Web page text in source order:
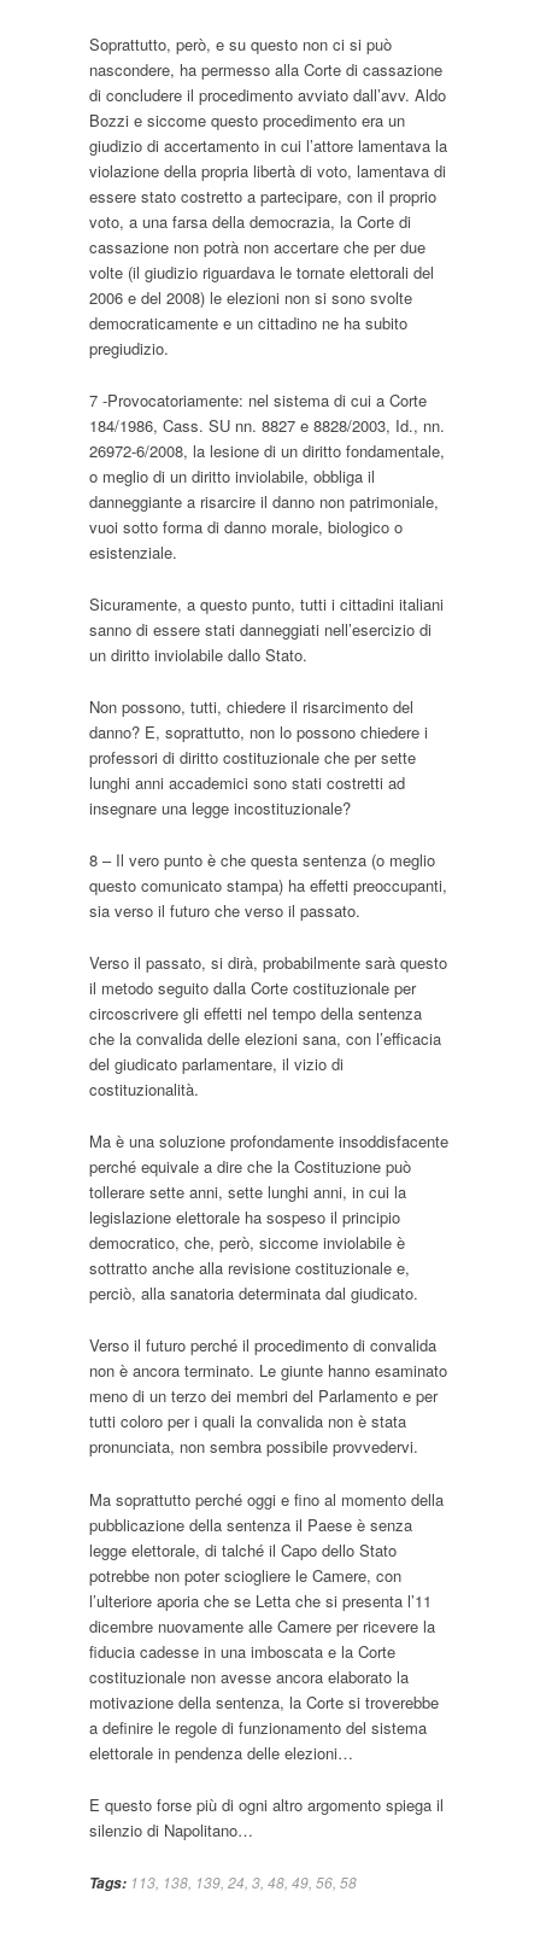
Soprattutto, però, e su questo non ci si può
nascondere, ha permesso alla Corte di cassazione
di concludere il procedimento avviato dall’avv. Aldo
Bozzi e siccome questo procedimento era un
giudizio di accertamento in cui l’attore lamentava la
violazione della propria libertà di voto, lamentava di
essere stato costretto a partecipare, con il proprio
voto, a una farsa della democrazia, la Corte di
cassazione non potrà non accertare che per due
volte (il giudizio riguardava le tornate elettorali del
2006 e del 2008) le elezioni non si sono svolte
democraticamente e un cittadino ne ha subito
pregiudizio.
7 -Provocatoriamente: nel sistema di cui a Corte
184/1986, Cass. SU nn. 8827 e 8828/2003, Id., nn.
26972-6/2008, la lesione di un diritto fondamentale,
o meglio di un diritto inviolabile, obbliga il
danneggiante a risarcire il danno non patrimoniale,
vuoi sotto forma di danno morale, biologico o
esistenziale.
Sicuramente, a questo punto, tutti i cittadini italiani
sanno di essere stati danneggiati nell’esercizio di
un diritto inviolabile dallo Stato.
Non possono, tutti, chiedere il risarcimento del
danno? E, soprattutto, non lo possono chiedere i
professori di diritto costituzionale che per sette
lunghi anni accademici sono stati costretti ad
insegnare una legge incostituzionale?
8 – Il vero punto è che questa sentenza (o meglio
questo comunicato stampa) ha effetti preoccupanti,
sia verso il futuro che verso il passato.
Verso il passato, si dirà, probabilmente sarà questo
il metodo seguito dalla Corte costituzionale per
circoscrivere gli effetti nel tempo della sentenza
che la convalida delle elezioni sana, con l’efficacia
del giudicato parlamentare, il vizio di
costituzionalità.
Ma è una soluzione profondamente insoddisfacente
perché equivale a dire che la Costituzione può
tollerare sette anni, sette lunghi anni, in cui la
legislazione elettorale ha sospeso il principio
democratico, che, però, siccome inviolabile è
sottratto anche alla revisione costituzionale e,
perciò, alla sanatoria determinata dal giudicato.
Verso il futuro perché il procedimento di convalida
non è ancora terminato. Le giunte hanno esaminato
meno di un terzo dei membri del Parlamento e per
tutti coloro per i quali la convalida non è stata
pronunciata, non sembra possibile provvedervi.
Ma soprattutto perché oggi e fino al momento della
pubblicazione della sentenza il Paese è senza
legge elettorale, di talché il Capo dello Stato
potrebbe non poter sciogliere le Camere, con
l’ulteriore aporia che se Letta che si presenta l’11
dicembre nuovamente alle Camere per ricevere la
fiducia cadesse in una imboscata e la Corte
costituzionale non avesse ancora elaborato la
motivazione della sentenza, la Corte si troverebbe
a definire le regole di funzionamento del sistema
elettorale in pendenza delle elezioni…
E questo forse più di ogni altro argomento spiega il
silenzio di Napolitano…
Tags: 113 138 139 24 3 48 49 56 58